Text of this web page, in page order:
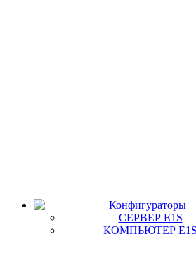
Конфигураторы
СЕРВЕР E1S
КОМПЬЮТЕР E1S